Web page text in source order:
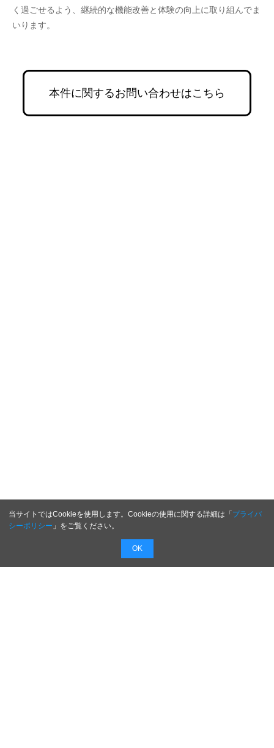
当サイトではCookieを使用します。Cookieの使用に関する詳細は「プライバ
シーポリシー 」をご覧ください。
OK
く過ごせるよう、継続的な機能改善と体験の向上に取り組んでま
いります。
本件に関するお問い合わせはこちら